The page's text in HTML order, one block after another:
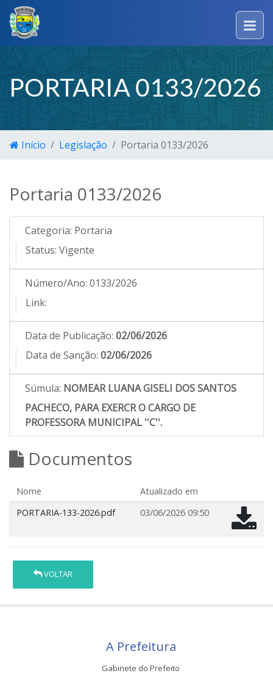
PORTARIA 0133/2026
Início Legislação Portaria 0133/2026
Portaria 0133/2026
Categoria: Portaria
Status: Vigente
Número/Ano: 0133/2026
Link:
Data de Publicação: 02/06/2026
Data de Sanção: 02/06/2026
Súmula: NOMEAR LUANA GISELI DOS SANTOS
PACHECO, PARA EXERCR O CARGO DE
PROFESSORA MUNICIPAL ''C''.
Documentos
Nome
Atualizado em
PORTARIA-133-2026.pdf
03/06/2026 09:50
VOLTAR
A Prefeitura
Gabinete do Prefeito